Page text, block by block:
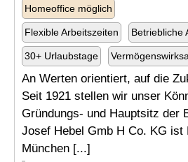
Homeoffice möglich
Flexible Arbeitszeiten Betriebliche
30+ Urlaubstage
An Werten orientiert, auf die
Seit 1921 stellen wir unser
Gründungs- und Hauptsitz der
Josef Hebel Gmb H Co. KG ist
München [...]